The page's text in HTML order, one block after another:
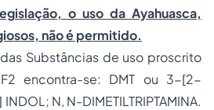
o uso da Ayahuasca,
não é permitido.
Substâncias de uso proscrito
encontra-se: DMT ou 3-[2-
N, N-DIMETILTRIPTAMINA.